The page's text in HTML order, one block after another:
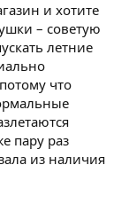
и хотите
– советую
летние
что
пару раз
из наличия